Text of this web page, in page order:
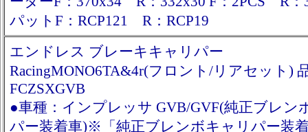
パットF：RCP121 R：RCP19
エンドレス ブレーキキャリパー
RacingMONO6TA&4r(フロント/リアセット)
FCZSXGVB
●車種：インプレッサ GVB/GVF(純正ブレン
パー装着車)※「純正ブレンボキャリパー装